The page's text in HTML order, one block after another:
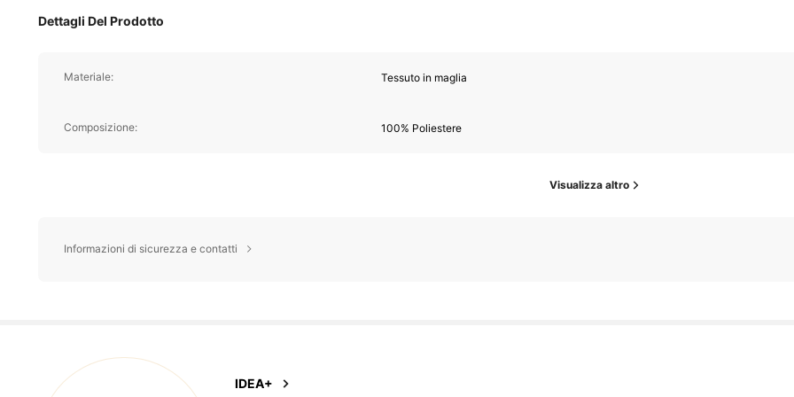
Dettagli Del Prodotto
Materiale: Tessuto in maglia
Composizione: 100% Poliestere
Visualizza altro
Informazioni di sicurezza e contatti
IDEA+